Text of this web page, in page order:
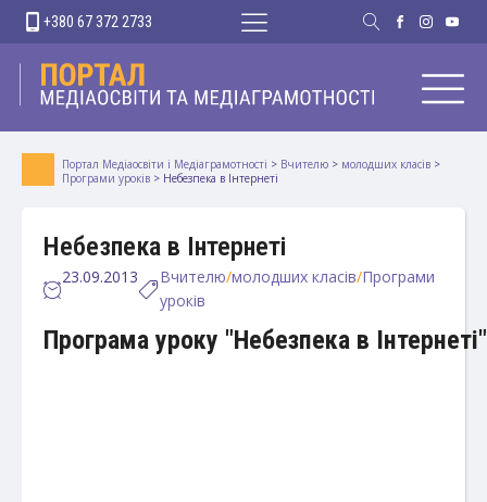
+380 67 372 2733
Портал Медіаосвіти і Медіаграмотності > Вчителю > молодших класів >
Програми уроків > Небезпека в Інтернеті
Небезпека в Інтернеті
23.09.2013 Вчителю/молодших класів/Програми
уроків
Програма уроку "Небезпека в